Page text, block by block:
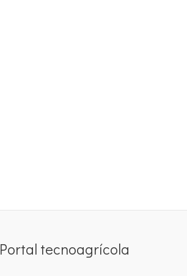
Portal tecnoagrícola